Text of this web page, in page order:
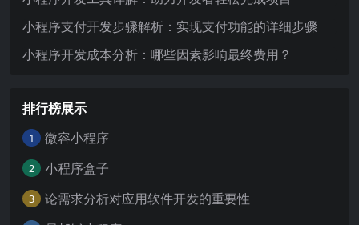
小程序支付开发步骤解析：实现支付功能的详细步骤
小程序开发成本分析：哪些因素影响最终费用？
排行榜展示
1 微容小程序
2 小程序盒子
3 论需求分析对应用软件开发的重要性